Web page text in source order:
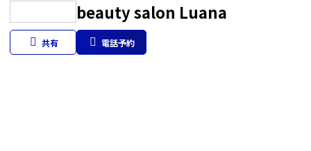
beauty salon Luana
共有 電話予約